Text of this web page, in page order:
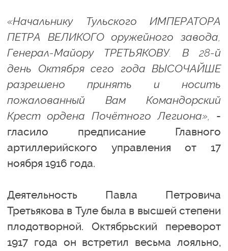
«Начальнику Тульского ИМПЕРАТОРА
ПЕТРА ВЕЛИКОГО оружейного завода,
Генерал-Майору ТРЕТЬЯКОВУ. В 28-й
день Октября сего года ВЫСОЧАЙШЕ
разрешено принять и носить
пожалованный Вам Командорский
Крест ордена Почётного Легиона»,
-
гласило предписание Главного
артиллерийского управления от 17
ноября 1916 года.
Деятельность Павла Петровича
Третьякова в Туле была в высшей степени
плодотворной. Октябрьский переворот
1917 года он встретил весьма лояльно,